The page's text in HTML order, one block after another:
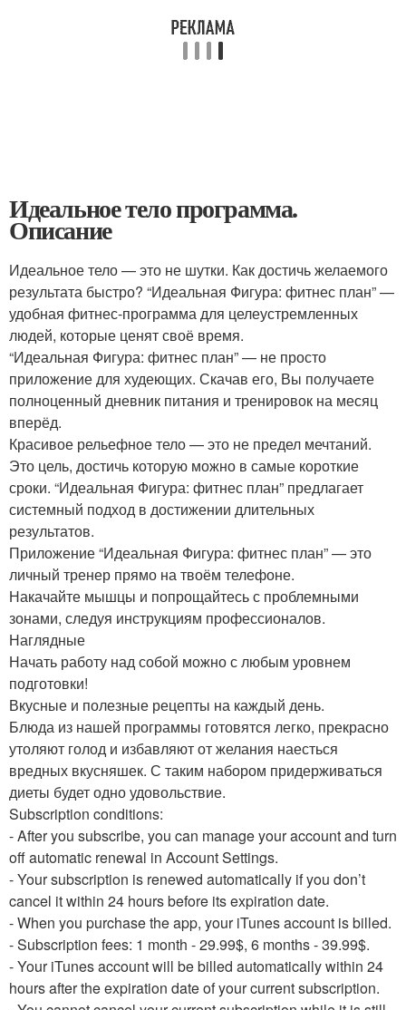
Идеальное тело программа.
Описание
Идеальное тело — это не шутки. Как достичь желаемого
результата быстро? “Идеальная Фигура: фитнес план” —
удобная фитнес-программа для целеустремленных
людей, которые ценят своё время.
“Идеальная Фигура: фитнес план” — не просто
приложение для худеющих. Скачав его, Вы получаете
полноценный дневник питания и тренировок на месяц
вперёд.
Красивое рельефное тело — это не предел мечтаний.
Это цель, достичь которую можно в самые короткие
сроки. “Идеальная Фигура: фитнес план” предлагает
системный подход в достижении длительных
результатов.
Приложение “Идеальная Фигура: фитнес план” — это
личный тренер прямо на твоём телефоне.
Накачайте мышцы и попрощайтесь с проблемными
зонами, следуя инструкциям профессионалов.
Наглядные
Начать работу над собой можно с любым уровнем
подготовки!
Вкусные и полезные рецепты на каждый день.
Блюда из нашей программы готовятся легко, прекрасно
утоляют голод и избавляют от желания наесться
вредных вкусняшек. С таким набором придерживаться
диеты будет одно удовольствие.
Subscription conditions:
- After you subscribe, you can manage your account and turn
off automatic renewal in Account Settings.
- Your subscription is renewed automatically if you don’t
cancel it within 24 hours before its expiration date.
- When you purchase the app, your iTunes account is billed.
- Subscription fees: 1 month - 29.99$, 6 months - 39.99$.
- Your iTunes account will be billed automatically within 24
hours after the expiration date of your current subscription.